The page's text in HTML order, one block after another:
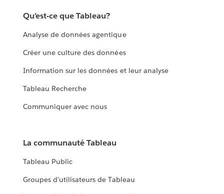
Qu’est-ce que Tableau?
Analyse de données agentique
Créer une culture des données
Information sur les données et leur analyse
Tableau Recherche
Communiquer avec nous
La communauté Tableau
Tableau Public
Groupes d’utilisateurs de Tableau